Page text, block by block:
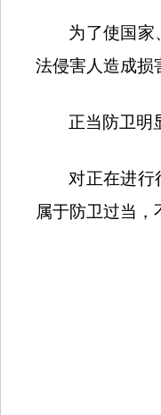
为了使国家
法侵害人造成损
正当防卫明
对正在进行
属于防卫过当，